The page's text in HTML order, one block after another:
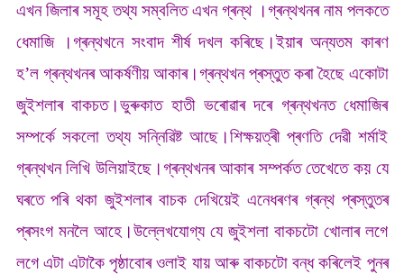
এখন জিলাৰ সমূহ তথ্য সম্বলিত এখন গ্ৰন্থ ।গ্ৰন্থখনৰ নাম পলকতে
ধেমাজি ।গ্ৰন্থখনে সংবাদ শীৰ্ষ দখল কৰিছে।ইয়াৰ অন্যতম কাৰণ
হ’ল গ্ৰন্থখনৰ আকৰ্ষণীয় আকাৰ।গ্ৰন্থখন প্ৰস্তুত কৰা হৈছে একোটা
জুইশলাৰ বাকচত।ভুৰুকাত হাতী ভৰোৱাৰ দৰে গ্ৰন্থখনত ধেমাজিৰ
সম্পৰ্কে সকলো তথ্য সন্নিৱিষ্ট আছে।শিক্ষয়ত্ৰী প্ৰণতি দেৱী শৰ্মাই
গ্ৰন্থখন লিখি উলিয়াইছে।গ্ৰন্থখনৰ আকাৰ সম্পৰ্কত তেখেতে কয় যে
ঘৰতে পৰি থকা জুইশলাৰ বাচক দেখিয়েই এনেধৰণৰ গ্ৰন্থ প্ৰস্তুতৰ
প্ৰসংগ মনলৈ আহে।উল্লেখযোগ্য যে জুইশলা বাকচটো খোলাৰ লগে
লগে এটা এটাকৈ পৃষ্ঠাবোৰ ওলাই যায় আৰু বাকচটো বন্ধ কৰিলেই পুনৰ